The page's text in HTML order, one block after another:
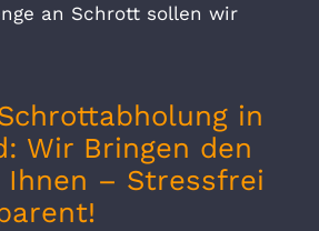
an Schrott sollen wir
in
Wir Bringen den
Ihnen – Stressfrei